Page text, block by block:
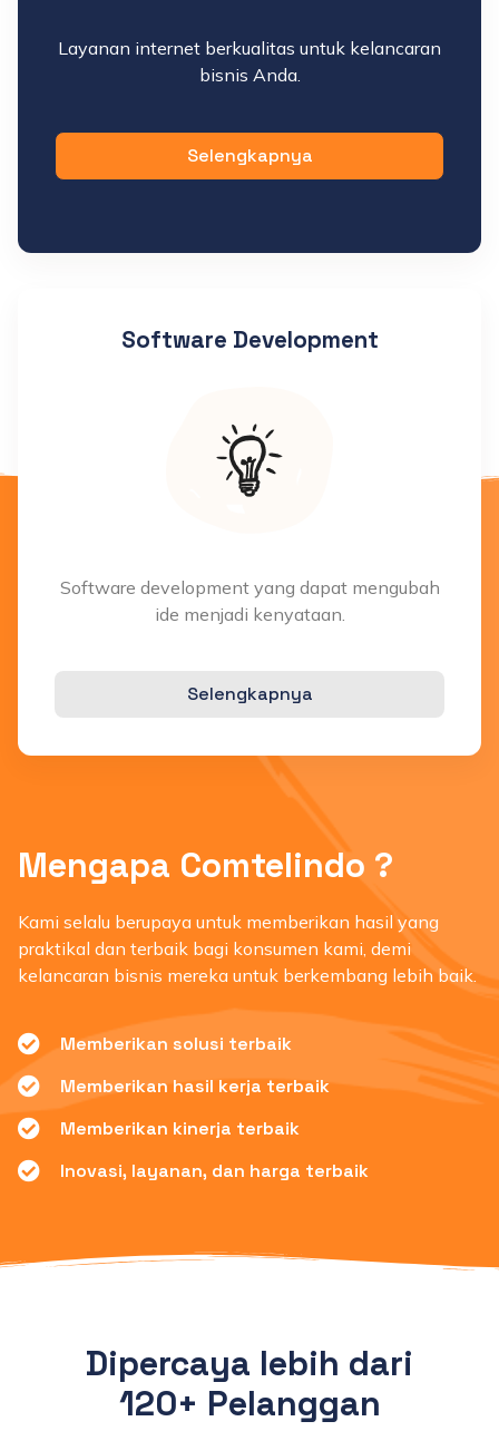
Layanan internet berkualitas untuk kelancaran
bisnis Anda.
Selengkapnya
Software Development
Software development yang dapat mengubah
ide menjadi kenyataan.
Selengkapnya
Mengapa Comtelindo ?
Kami selalu berupaya untuk memberikan hasil yang
praktikal dan terbaik bagi konsumen kami, demi
kelancaran bisnis mereka untuk berkembang lebih baik.
Memberikan solusi terbaik
Memberikan hasil kerja terbaik
Memberikan kinerja terbaik
Inovasi, layanan, dan harga terbaik
Dipercaya lebih dari
120+ Pelanggan